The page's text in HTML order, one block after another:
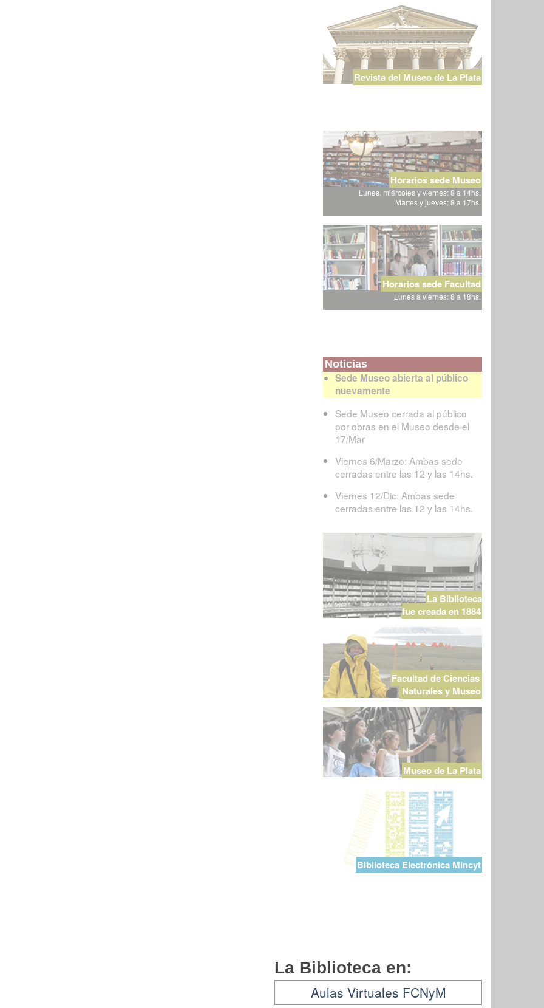
Revista del Museo de La Plata
Horarios sede Museo
Lunes, miércoles y viernes: 8 a 14hs.
Martes y jueves: 8 a 17hs.
Horarios sede Facultad
Lunes a viernes: 8 a 18hs.
Noticias
Sede Museo abierta al público
nuevamente
Sede Museo cerrada al público
por obras en el Museo desde el
17/Mar
Viernes 6/Marzo: Ambas sede
cerradas entre las 12 y las 14hs.
Viernes 12/Dic: Ambas sede
cerradas entre las 12 y las 14hs.
La Biblioteca
fue creada en 1884
Facultad de Ciencias
Naturales y Museo
Museo de La Plata
Biblioteca Electrónica Mincyt
La Biblioteca en:
Aulas Virtuales FCNyM